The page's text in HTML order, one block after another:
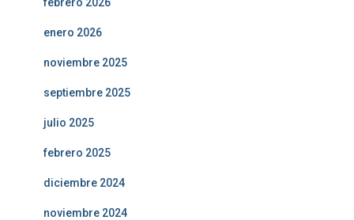
enero 2026
noviembre 2025
septiembre 2025
julio 2025
febrero 2025
diciembre 2024
noviembre 2024